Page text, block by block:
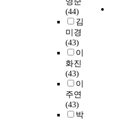
(44)
김
미경
(43)
이
화진
(43)
이
주연
(43)
박